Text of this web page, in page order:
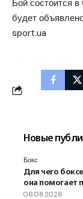
Бой состоится
будет
sport.ua
Новые
Бокс
Для чего
она помогает
06.08.2026